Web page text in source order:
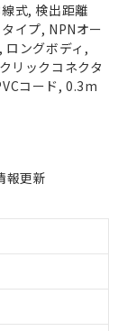
式, 検出距離
イプ, NPNオー
ロングボディ,
リックコネクタ
コード, 0.3m
報更新